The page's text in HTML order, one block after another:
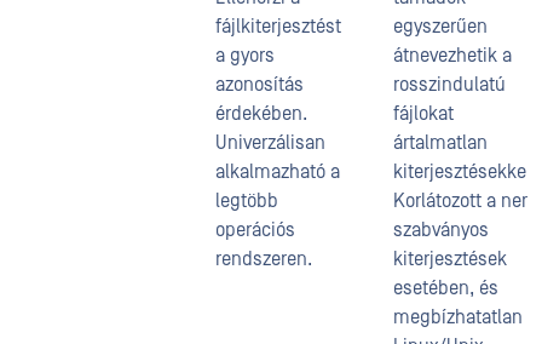
fájlkiterjesztést
a gyors
azonosítás
érdekében.
Univerzálisan
alkalmazható a
legtöbb
operációs
rendszeren.
egyszerűen
átnevezhetik a
rosszindulatú
fájlokat
ártalmatlan
kiterjesztésekkel.
Korlátozott a nem
szabványos
kiterjesztések
esetében, és
megbízhatatlan a